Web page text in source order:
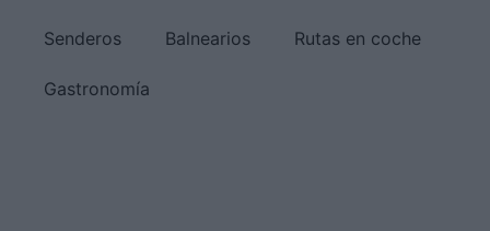
Senderos Balnearios Rutas en coche
Gastronomía